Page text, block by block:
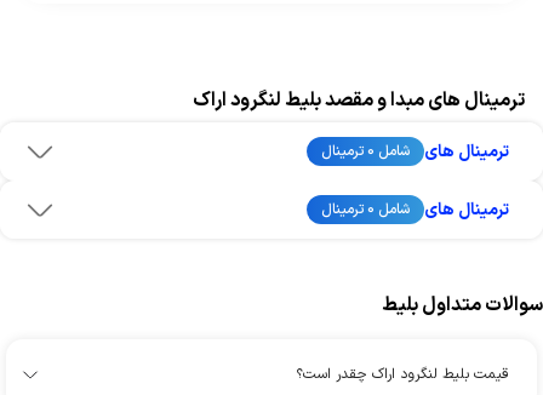
ترمینال های مبدا و مقصد بلیط لنگرود اراک
ترمینال های شامل 0 ترمینال
ترمینال های شامل 0 ترمینال
سوالات متداول بلیط
قیمت بلیط لنگرود اراک چقدر است؟